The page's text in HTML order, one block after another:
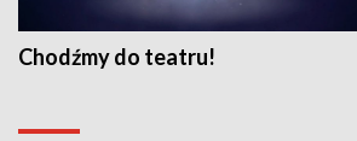
Chodźmy do teatru!